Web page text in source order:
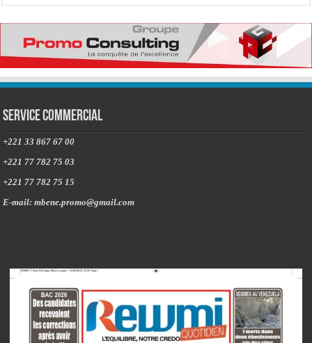
Service commercial
+221 33 867 67 00
+221 77 782 75 03
+221 77 782 75 15
E-mail: mbene.promo@gmail.com